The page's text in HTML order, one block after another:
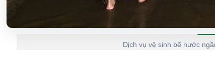
Dịch vụ vệ sinh bể nước